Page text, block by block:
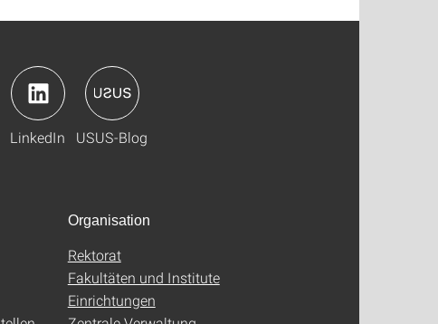
LinkedIn USUS-Blog
Organisation
Rektorat
Fakultäten und Institute
Einrichtungen